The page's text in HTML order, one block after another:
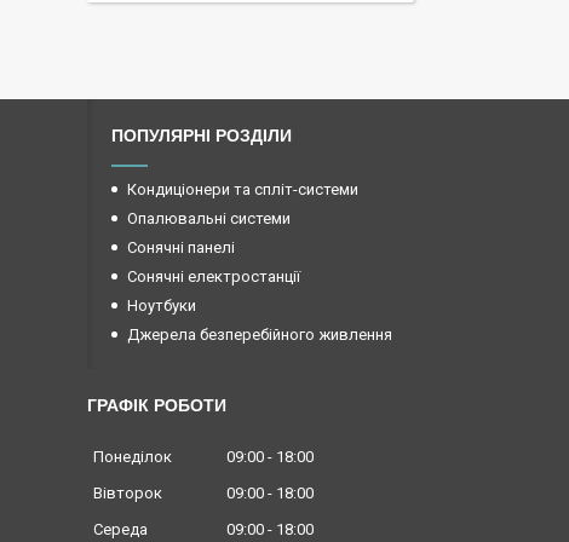
ПОПУЛЯРНІ РОЗДІЛИ
Кондиціонери та спліт-системи
Опалювальні системи
Сонячні панелі
Сонячні електростанції
Ноутбуки
Джерела безперебійного живлення
ГРАФІК РОБОТИ
Понеділок 09:00
18:00
Вівторок
09:00
18:00
Середа
09:00 18:00